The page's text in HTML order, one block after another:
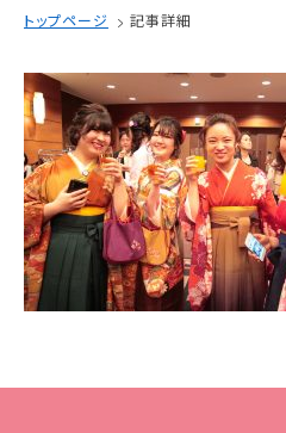
ここから始まる私の未来
入学情報
AO入試
指定校推薦入試
一般入試
学校案内
トップページ 記事詳細